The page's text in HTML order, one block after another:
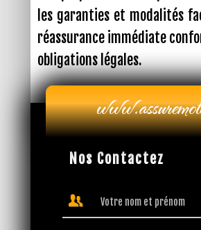
les garanties et modalités
réassurance immédiate
obligations légales.
Nos Contactez